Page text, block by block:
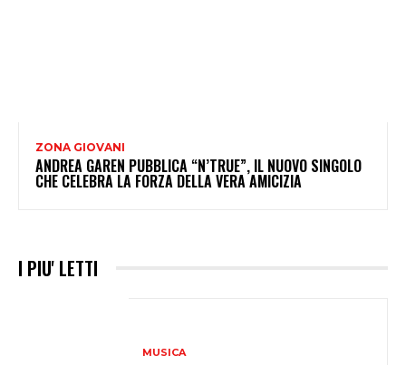
ZONA GIOVANI
ANDREA GAREN PUBBLICA “N’TRUE”, IL NUOVO SINGOLO
CHE CELEBRA LA FORZA DELLA VERA AMICIZIA
I PIU' LETTI
MUSICA